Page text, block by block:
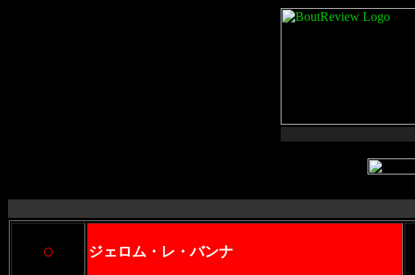
○ ジェロム・レ・バンナ